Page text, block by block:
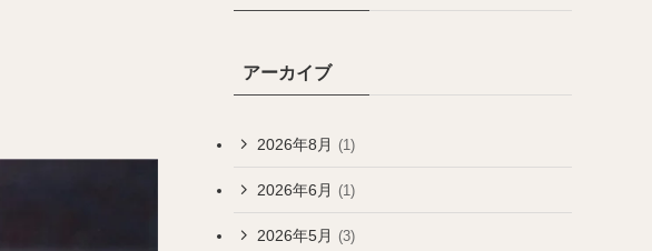
アーカイブ
2026年8月 (1)
2026年6月 (1)
2026年5月 (3)